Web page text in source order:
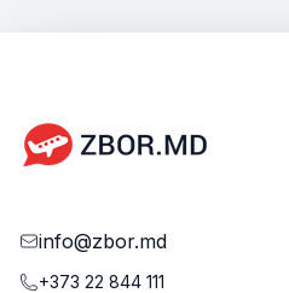
info@zbor.md
+373 22 844 111